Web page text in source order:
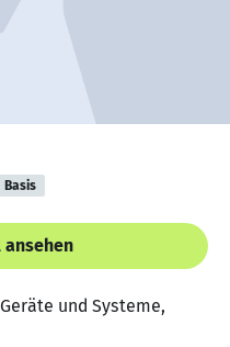
Basis
ansehen
und Systeme,